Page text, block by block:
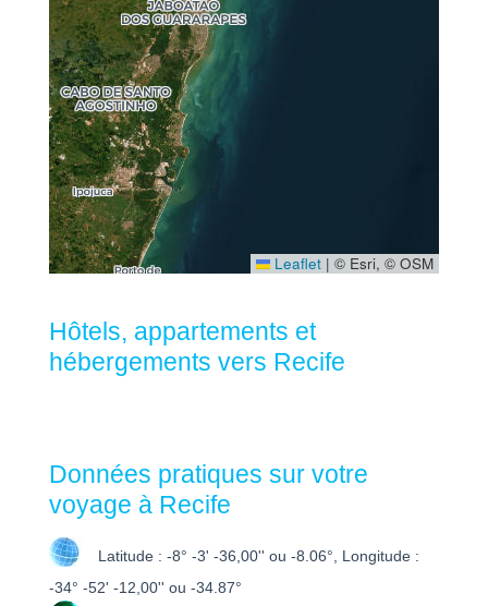
Leaflet | © Esri, © OSM
Hôtels, appartements et
hébergements vers Recife
Données pratiques sur votre
voyage à Recife
Latitude : -8° -3' -36,00'' ou -8.06°, Longitude :
-34° -52' -12,00'' ou -34.87°